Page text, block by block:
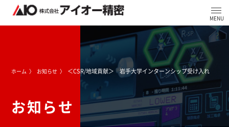
ホーム お知らせ ＜CSR/地域貢献＞ 岩手大学インターンシップ受け入れ
お知らせ